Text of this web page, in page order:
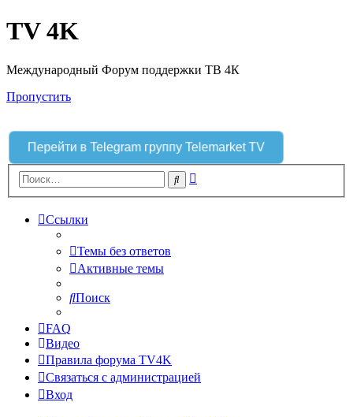
TV 4K
Международный Форум поддержки ТВ 4К
Пропустить
Перейти в Telegram группу Telemarket TV
Поиск
Ссылки
Темы без ответов
Активные темы
Поиск
FAQ
Видео
Правила форума TV4K
Связаться с администрацией
Вход